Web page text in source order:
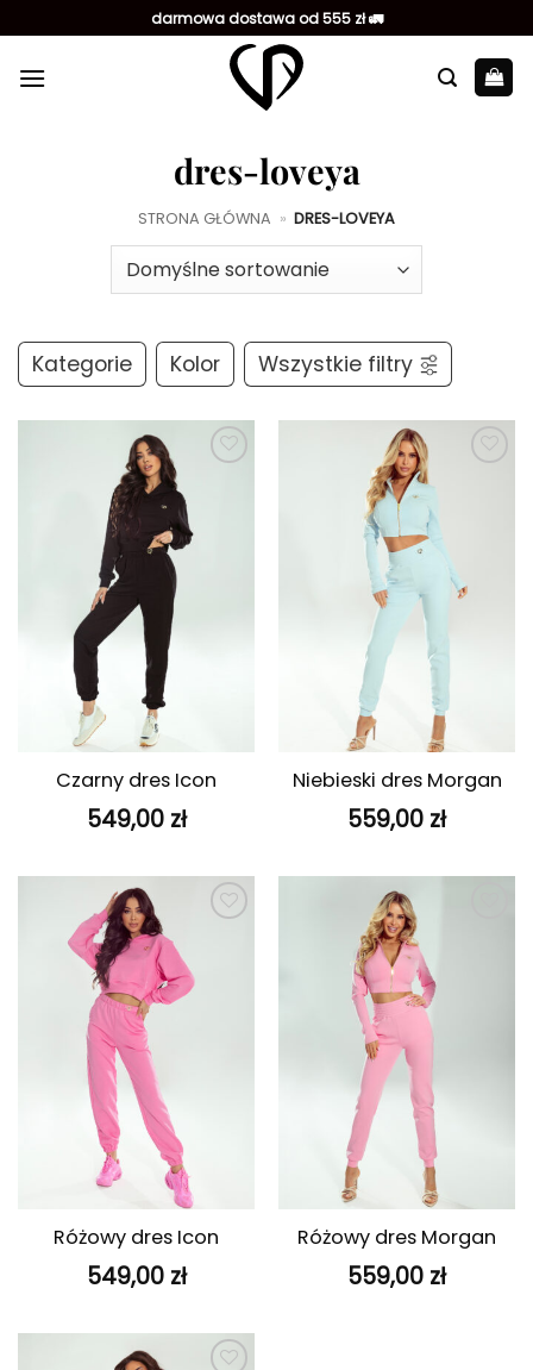
do
zawartości
darmowa dostawa od 555 zł 🚛
dres-loveya
STRONA GŁÓWNA » DRES-LOVEYA
Kategorie Kolor Wszystkie filtry
Dodaj do
ulubionych
Czarny dres Icon
549,00 zł
Niebieski dres Morgan
559,00 zł
ulubionych
Różowy dres Icon
549,00 zł
Różowy dres Morgan
559,00 zł